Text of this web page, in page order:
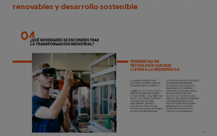
renovables y desarrollo sostenible